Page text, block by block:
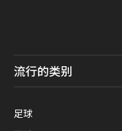
流行的类别
足球